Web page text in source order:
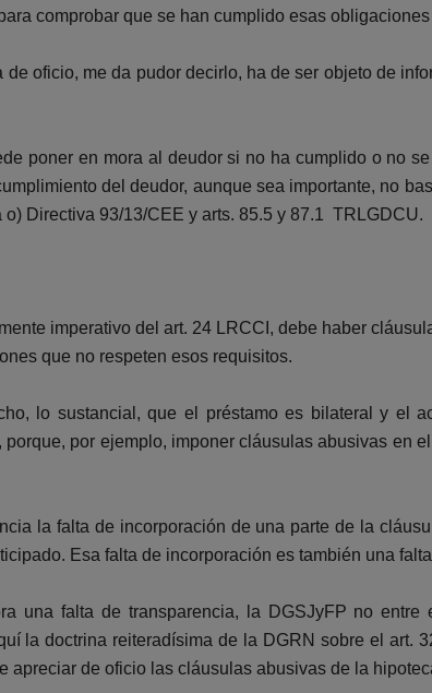
comprobar que se han cumplido esas
oficio, me da pudor decirlo, ha de ser objeto de
poner en mora al deudor si no ha cumplido o no
del deudor, aunque sea importante, no
Directiva 93/13/CEE y arts. 85.5 y 87.1 TRLGDCU.
imperativo del art. 24 LRCCI, debe haber
que no respeten esos requisitos.
lo sustancial, que el préstamo es bilateral y el
por ejemplo, imponer cláusulas abusivas en
la falta de incorporación de una parte de la
Esa falta de incorporación es también una
una falta de transparencia, la DGSJyFP no
la doctrina reiteradísima de la DGRN sobre el art.
apreciar de oficio las cláusulas abusivas de la